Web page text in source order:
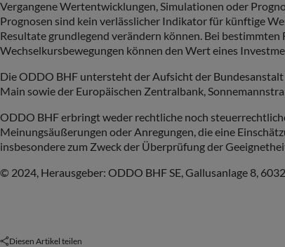
Vergangene Wertentwicklungen, Simulationen oder
Prognosen sind kein verlässlicher Indikator für künftige
Resultate grundlegend verändern können. Bei
Wechselkursbewegungen können den Wert eines
Die ODDO BHF untersteht der Aufsicht der
Main sowie der Europäischen Zentralbank,
ODDO BHF erbringt weder rechtliche noch
Meinungsäußerungen oder Anregungen, die eine
insbesondere zum Zweck der Überprüfung der
© 2024, Herausgeber: ODDO BHF SE, Gallusanlage 8,
Diesen Artikel teilen